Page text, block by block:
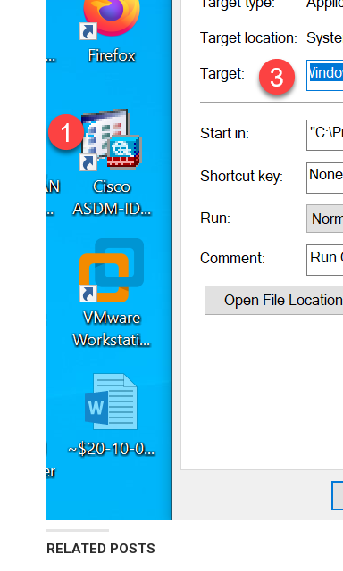
RELATED POSTS